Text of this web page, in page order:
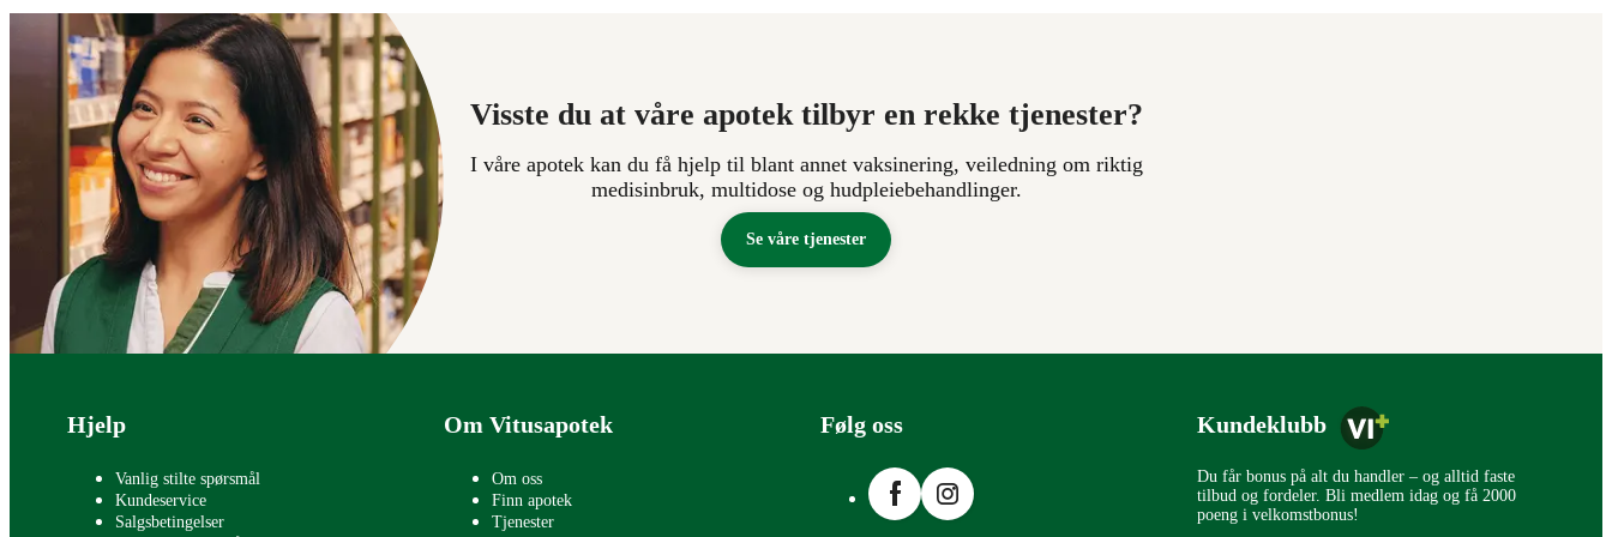
Visste du at våre apotek tilbyr en rekke tjenester?
I våre apotek kan du få hjelp til blant annet vaksinering, veiledning om riktig
medisinbruk, multidose og hudpleiebehandlinger.
Se våre tjenester
Bunntekst
Hjelp
Vanlig stilte spørsmål
Kundeservice
Salgsbetingelser
Om Vitusapotek
Om oss
Finn apotek
Tjenester
Følg oss
FacebookInstagram
Kundeklubb
Du får bonus på alt du handler – og alltid faste
tilbud og fordeler. Bli medlem idag og få 2000
poeng i velkomstbonus!